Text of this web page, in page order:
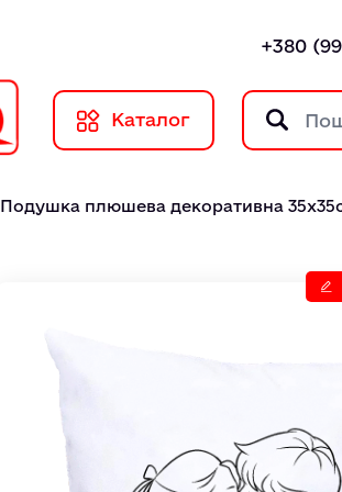
+380
Каталог
Подушка плюшева декоративна